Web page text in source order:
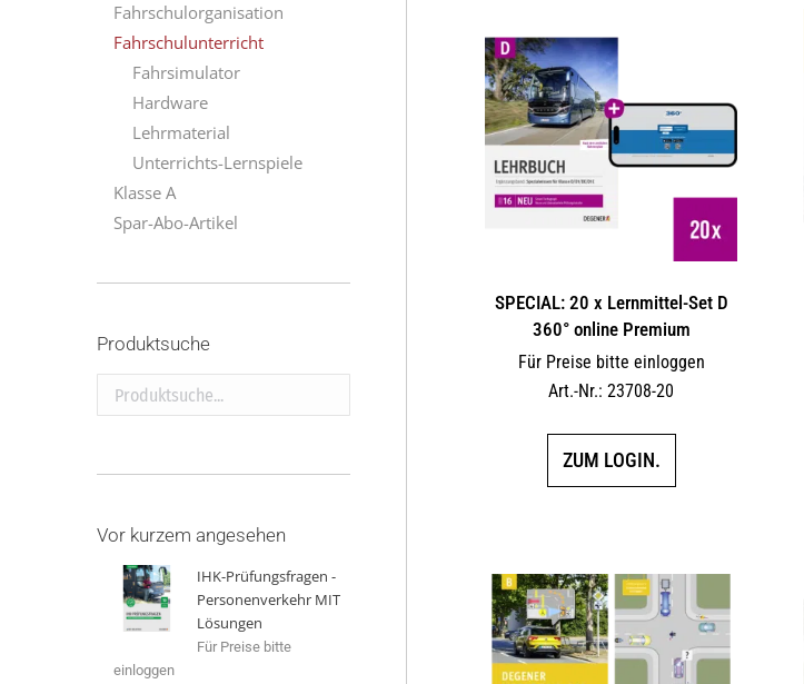
SPECIAL: 20 x Lernmittel-Set D
360° online Premium
Für Preise bitte einloggen
Art.-Nr.: 23708-20
ZUM LOGIN.
Fahrschulorganisation
Fahrschulunterricht
Fahrsimulator
Hardware
Lehrmaterial
Unterrichts-Lernspiele
Klasse A
Spar-Abo-Artikel
Produktsuche
Produktsuche...
Vor kurzem angesehen
IHK-Prüfungsfragen -
Personenverkehr MIT
Lösungen
Für Preise bitte
einloggen